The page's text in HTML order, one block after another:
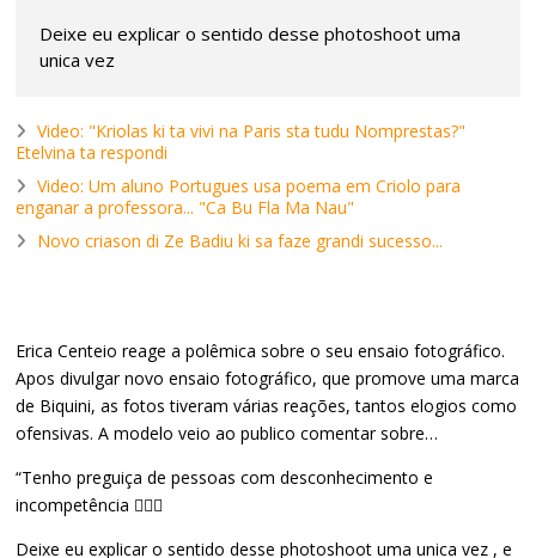
Deixe eu explicar o sentido desse photoshoot uma
unica vez
Video: "Kriolas ki ta vivi na Paris sta tudu Nomprestas?"
Etelvina ta respondi
Video: Um aluno Portugues usa poema em Criolo para
enganar a professora... "Ca Bu Fla Ma Nau"
Novo criason di Ze Badiu ki sa faze grandi sucesso...
Erica Centeio reage a polêmica sobre o seu ensaio fotográfico.
Apos divulgar novo ensaio fotográfico, que promove uma marca
de Biquini, as fotos tiveram várias reações, tantos elogios como
ofensivas. A modelo veio ao publico comentar sobre…
“Tenho preguiça de pessoas com desconhecimento e
incompetência 🤦🏽‍♀️
Deixe eu explicar o sentido desse photoshoot uma unica vez , e